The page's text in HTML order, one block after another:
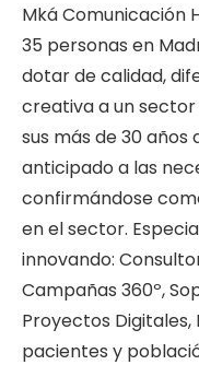
Mká Comunicación
35 personas en
dotar de calidad,
creativa a un
sus más de 30 años
anticipado a las
confirmándose
en el sector.
innovando:
Campañas 360º,
Proyectos Digitales,
pacientes y